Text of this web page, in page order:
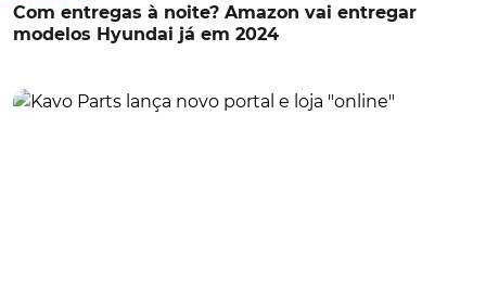
Com entregas à noite? Amazon vai entregar
modelos Hyundai já em 2024